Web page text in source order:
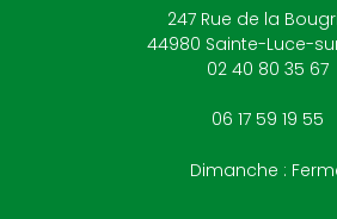
247 Rue de la
44980 Sainte-Luce-
02 40 80 35 67
06 17 59 19 55
Dimanche :